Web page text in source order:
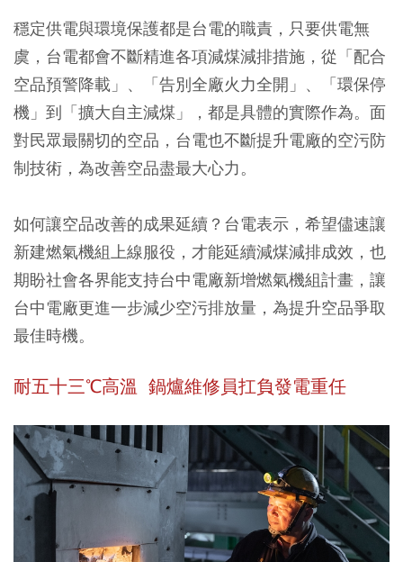
穩定供電與環境保護都是台電的職責，只要供電無
虞，台電都會不斷精進各項減煤減排措施，從「配合
空品預警降載」、「告別全廠火力全開」、「環保停
機」到「擴大自主減煤」，都是具體的實際作為。面
對民眾最關切的空品，台電也不斷提升電廠的空污防
制技術，為改善空品盡最大心力。
如何讓空品改善的成果延續？台電表示，希望儘速讓
新建燃氣機組上線服役，才能延續減煤減排成效，也
期盼社會各界能支持台中電廠新增燃氣機組計畫，讓
台中電廠更進一步減少空污排放量，為提升空品爭取
最佳時機。
耐五十三℃高溫 鍋爐維修員扛負發電重任